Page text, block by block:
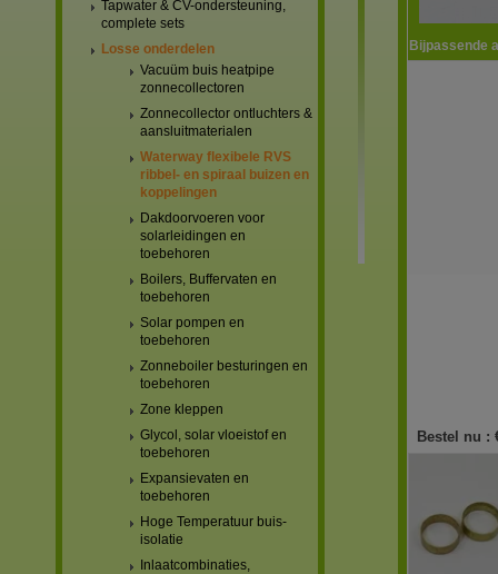
Tapwater & CV-ondersteuning,
complete sets
Losse onderdelen
Vacuüm buis heatpipe
zonnecollectoren
Zonnecollector ontluchters &
aansluitmaterialen
Waterway flexibele RVS
ribbel- en spiraal buizen en
koppelingen
Dakdoorvoeren voor
solarleidingen en
toebehoren
Boilers, Buffervaten en
toebehoren
Solar pompen en
toebehoren
Zonneboiler besturingen en
toebehoren
Zone kleppen
Glycol, solar vloeistof en
toebehoren
Expansievaten en
toebehoren
Hoge Temperatuur buis-
isolatie
Inlaatcombinaties,
Bestel nu :
Bijpassende